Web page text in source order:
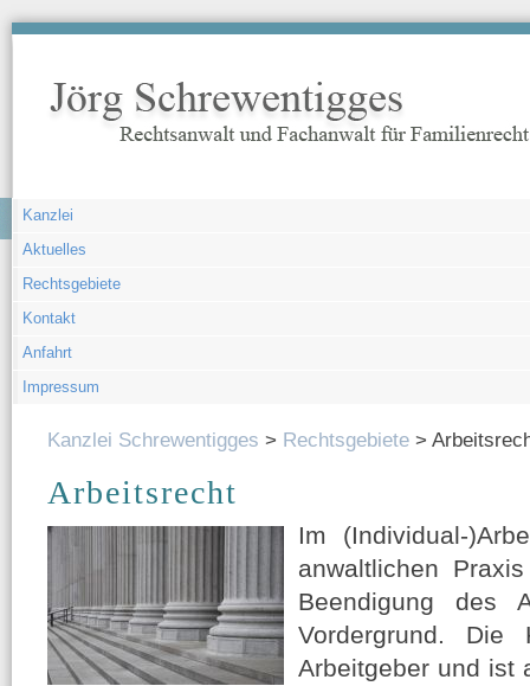
Navigation
Kanzlei
Aktuelles
Rechtsgebiete
Kontakt
Anfahrt
Impressum
Kanzlei Schrewentigges Rechtsgebiete
Arbeitsrecht
Im (Individual-
anwaltlichen
Beendigung des
Vordergrund. Die
Arbeitgeber und ist